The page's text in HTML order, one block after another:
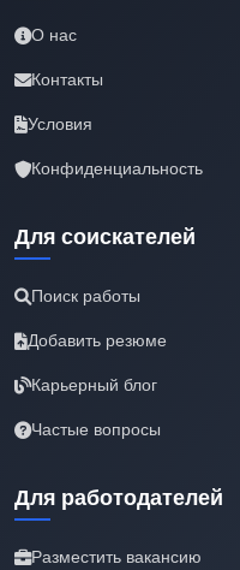
О нас
Контакты
Условия
Конфиденциальность
Для соискателей
Поиск работы
Добавить резюме
Карьерный блог
Частые вопросы
Для работодателей
Разместить вакансию